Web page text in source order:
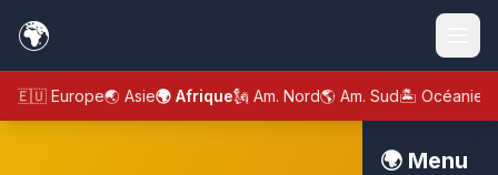
🌍
🇪🇺 Europe🌏 Asie🌍 Afrique🗽 Am. Nord🌎 Am. Sud🏝️ Océanie
🌍 Menu